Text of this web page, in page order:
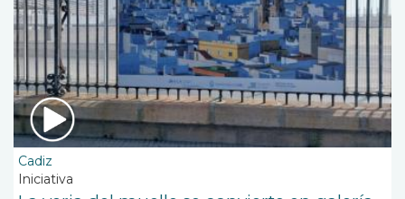
Cadiz
Iniciativa